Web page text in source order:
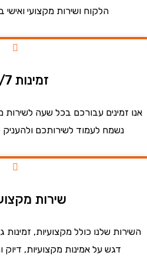
הלקוח ושירות מקצועי ואישי
זמינות 24/7
עבורכם בכל שעה לשירות
נשמח לעמוד לשירותכם ולהעניק
שירות מקצועי
שלנו כולל מקצועיות, זמינות
דגש על אמינות מקצועיות, דיוק